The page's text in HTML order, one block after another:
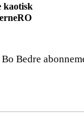
kaotisk
Bedre